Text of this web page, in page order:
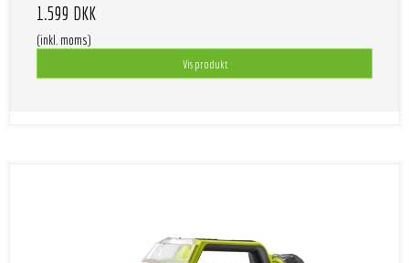
1.599 DKK
(inkl. moms)
Vis produkt